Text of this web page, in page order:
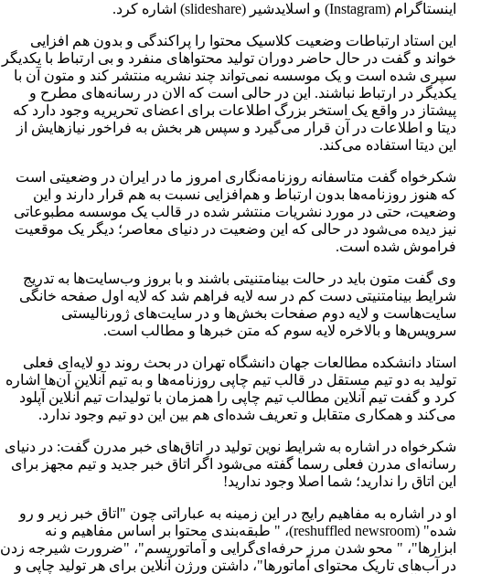
اینستاگرام (Instagram) و اسلایدشیر (slideshare) اشاره کرد.
این استاد ارتباطات وضعیت کلاسیک محتوا را پراکندگی و بدون هم افزایی
خواند و گفت در حال حاضر دوران تولید محتواهای منفرد و بی ارتباط با یکدیگر
سپری شده است و یک موسسه نمی‌تواند چند نشریه منتشر کند و متون آن با
یکدیگر در ارتباط نباشند. این در حالی است که الان در رسانه‌های مطرح و
پیشتاز در واقع یک استخر بزرگ اطلاعات برای اعضای تحریریه وجود دارد که
دیتا و اطلاعات در آن قرار می‌گیرد و سپس هر بخش به فراخور نیازهایش از
این دیتا استفاده می‌کند.
شکرخواه گفت متاسفانه روزنامه‌نگاری امروز ما در ایران در وضعیتی است
که هنوز روزنامه‌ها بدون ارتباط و هم‌افزایی نسبت به هم قرار دارند و این
وضعیت، حتی در مورد نشریات منتشر شده در قالب یک موسسه مطبوعاتی
نیز دیده می‌شود در حالی که این وضعیت در دنیای معاصر؛ دیگر یک موقعیت
فراموش شده است.
وی گفت متون باید در حالت بینامتنیتی باشند و با بروز وب‌سایت‌ها به تدریج
شرایط بینامتنیتی دست کم در سه لایه فراهم شد که لایه اول صفحه خانگی
سایت‌هاست و لایه دوم صفحات بخش‌ها و در سایت‌های ژورنالیستی
سرویس‌ها و بالاخره لایه سوم که متن خبرها و مطالب است.
استاد دانشکده مطالعات جهان دانشگاه تهران در بحث روند دو لایه‌‌ای فعلی
تولید به دو تیم مستقل در قالب تیم چاپی روزنامه‌ها و به تیم آنلاین آن‌ها اشاره
کرد و گفت تیم آنلاین مطالب تیم چاپی را همزمان با تولیدات تیم آنلاین آپلود
می‌کند و همکاری متقابل و تعریف شده‌ای هم بین این دو تیم وجود ندارد.
شکرخواه در اشاره به شرایط نوین تولید در اتاق‌های خبر مدرن گفت: در دنیای
رسانه‌ای مدرن فعلی رسما گفته می‌شود اگر اتاق خبر جدید و تیم مجهز برای
این اتاق را ندارید؛ شما اصلا وجود ندارید!
او در اشاره به مفاهیم رایج در این زمینه به عباراتی چون "اتاق خبر زیر و رو
شده" (reshuffled newsroom)، " طبقه‌بندی محتوا بر اساس مفاهیم و نه
ابزارها"، " محو شدن مرز حرفه‌ای‌گرایی و آماتوریسم"، "ضرورت شیرجه زدن
در آب‌های تاریک محتوای آماتورها"، داشتن ورژن آنلاین برای هر تولید چاپی و